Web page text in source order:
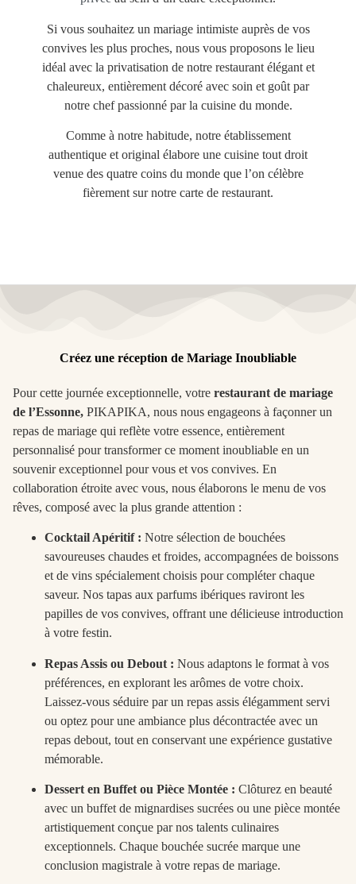
Si vous souhaitez un mariage intimiste auprès de vos
convives les plus proches, nous vous proposons le lieu
idéal avec la privatisation de notre restaurant élégant et
chaleureux, entièrement décoré avec soin et goût par
notre chef passionné par la cuisine du monde.
Comme à notre habitude, notre établissement
authentique et original élabore une cuisine tout droit
venue des quatre coins du monde que l’on célèbre
fièrement sur notre carte de restaurant.
Créez une réception de Mariage Inoubliable
Pour cette journée exceptionnelle, votre restaurant de mariage
de l’Essonne, PIKAPIKA, nous nous engageons à façonner un
repas de mariage qui reflète votre essence, entièrement
personnalisé pour transformer ce moment inoubliable en un
souvenir exceptionnel pour vous et vos convives. En
collaboration étroite avec vous, nous élaborons le menu de vos
rêves, composé avec la plus grande attention :
Cocktail Apéritif : Notre sélection de bouchées
savoureuses chaudes et froides, accompagnées de boissons
et de vins spécialement choisis pour compléter chaque
saveur. Nos tapas aux parfums ibériques raviront les
papilles de vos convives, offrant une délicieuse introduction
à votre festin.
Repas Assis ou Debout : Nous adaptons le format à vos
préférences, en explorant les arômes de votre choix.
Laissez-vous séduire par un repas assis élégamment servi
ou optez pour une ambiance plus décontractée avec un
repas debout, tout en conservant une expérience gustative
mémorable.
Dessert en Buffet ou Pièce Montée : Clôturez en beauté
avec un buffet de mignardises sucrées ou une pièce montée
artistiquement conçue par nos talents culinaires
exceptionnels. Chaque bouchée sucrée marque une
conclusion magistrale à votre repas de mariage.